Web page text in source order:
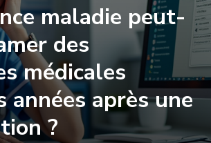
maladie peut-
des
médicales
années après une
?